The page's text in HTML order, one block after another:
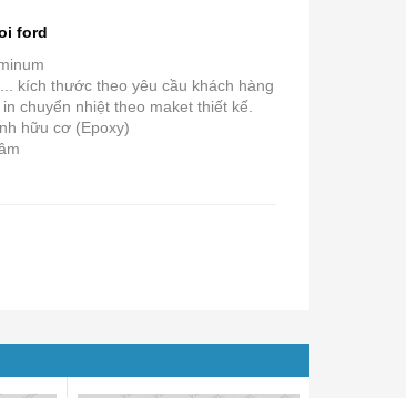
ford
kích thước theo yêu cầu khách hàng
chuyển nhiệt theo maket thiết kế.
hữu cơ (Epoxy)